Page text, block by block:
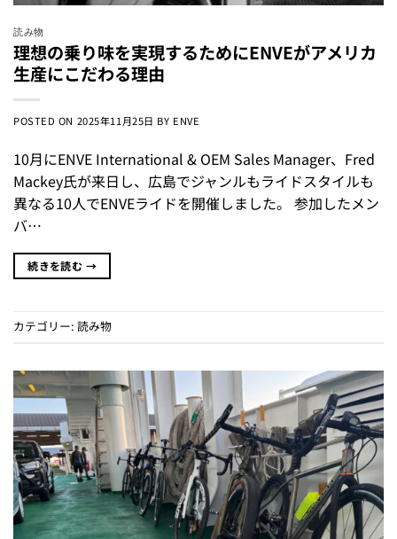
読み物
理想の乗り味を実現するためにENVEがアメリカ
生産にこだわる理由
POSTED ON 2025年11月25日 BY ENVE
10月にENVE International & OEM Sales Manager、Fred
Mackey氏が来日し、広島でジャンルもライドスタイルも
異なる10人でENVEライドを開催しました。 参加したメン
バ…
続きを読む →
カテゴリー: 読み物